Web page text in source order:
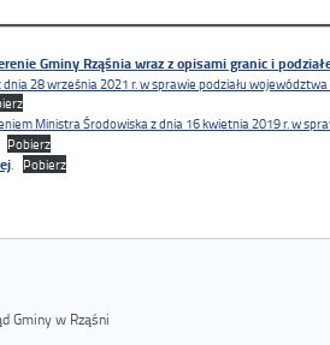
Gminy Rząśnia wraz z opisami granic i
28 września 2021 r. w sprawie podziału
Ministra Środowiska z dnia 16 kwietnia 2019 r. w
Pobierz
Pobierz
Gminy w Rząśni